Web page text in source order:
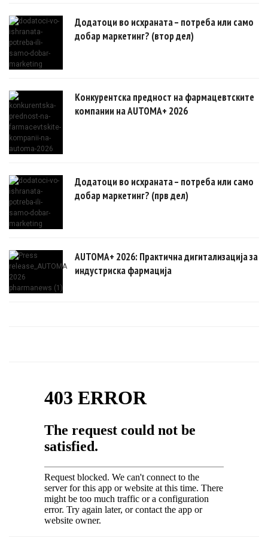
Додатоци во исхраната – потреба или само
добар маркетинг? (втор дел)
Конкурентска предност на фармацевтските
компании на AUTOMA+ 2026
Додатоци во исхраната – потреба или само
добар маркетинг? (прв дел)
AUTOMA+ 2026: Практична дигитализација за
индустриска фармација